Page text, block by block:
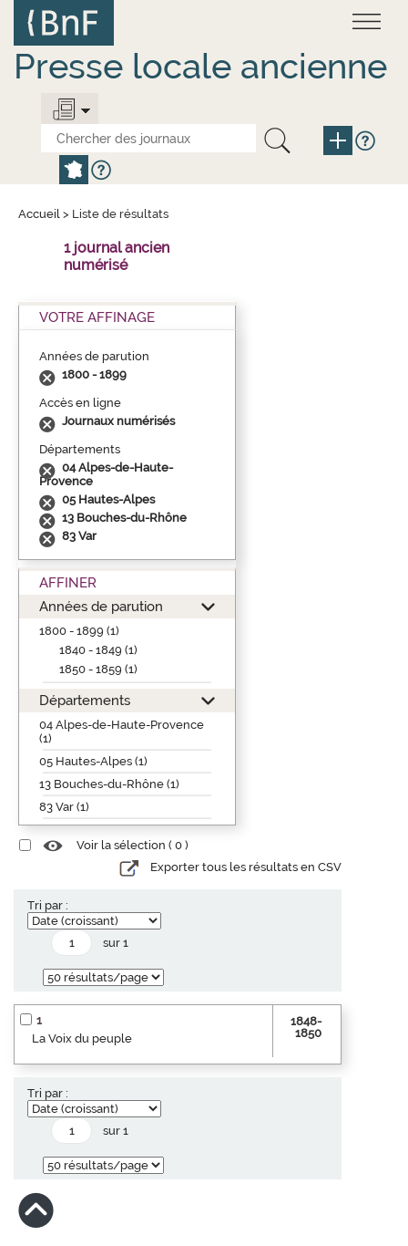
contenu
principal
Presse locale ancienne
Accueil > Liste de résultats
1 journal ancien
numérisé
VOTRE AFFINAGE
Années de parution
1800 - 1899
Accès en ligne
Journaux numérisés
Départements
04 Alpes-de-Haute-
Provence
05 Hautes-Alpes
13 Bouches-du-Rhône
83 Var
AFFINER
Années de parution
1800 - 1899 (1)
1840 - 1849 (1)
1850 - 1859 (1)
Départements
04 Alpes-de-Haute-Provence
(1)
05 Hautes-Alpes (1)
13 Bouches-du-Rhône (1)
83 Var (1)
Voir la sélection ( 0 )
Exporter tous les résultats en CSV
Tri par :
sur 1
1
La Voix du peuple
1848-
1850
Tri par :
sur 1
Panneau de gestion des cookies